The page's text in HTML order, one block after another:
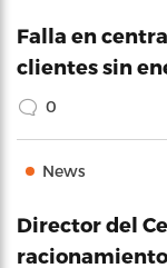
Falla en
clientes sin
0
News
Director del